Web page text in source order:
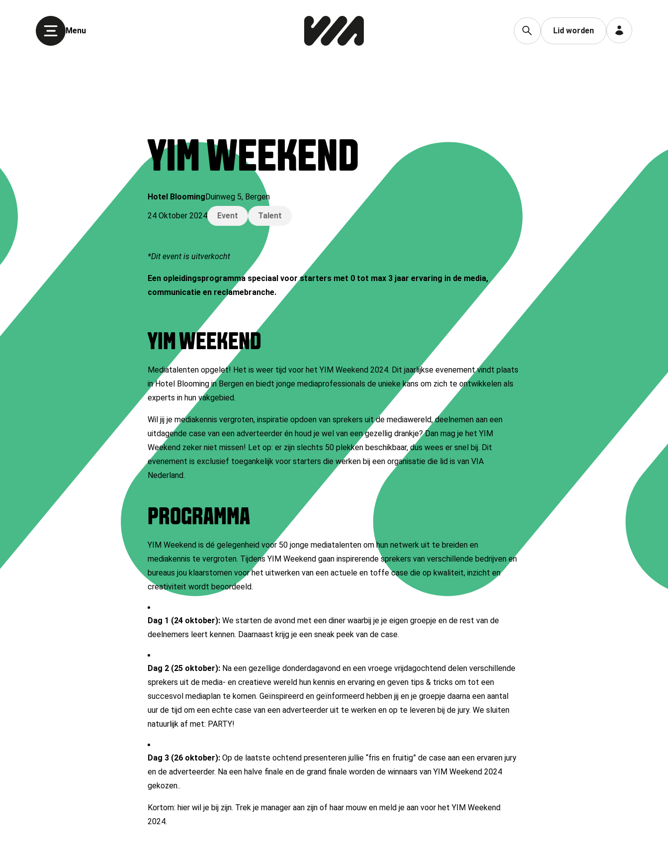
Menu Lid worden
YIM WEEKEND
Hotel BloomingDuinweg 5, Bergen
24 Oktober 2024
Event Talent
*Dit event is uitverkocht
Een opleidingsprogramma speciaal voor starters met 0 tot max 3 jaar ervaring in de media,
communicatie en reclamebranche.
YIM WEEKEND
Mediatalenten opgelet! Het is weer tijd voor het YIM Weekend 2024. Dit jaarlijkse evenement vindt plaats
in Hotel Blooming in Bergen en biedt jonge mediaprofessionals de unieke kans om zich te ontwikkelen als
experts in hun vakgebied.
Wil jij je mediakennis vergroten, inspiratie opdoen van sprekers uit de mediawereld, deelnemen aan een
uitdagende case van een adverteerder én houd je wel van een gezellig drankje? Dan mag je het YIM
Weekend zeker niet missen! Let op: er zijn slechts 50 plekken beschikbaar, dus wees er snel bij. Dit
evenement is exclusief toegankelijk voor starters die werken bij een organisatie die lid is van VIA
Nederland.
PROGRAMMA
YIM Weekend is dé gelegenheid voor 50 jonge mediatalenten om hun netwerk uit te breiden en
mediakennis te vergroten. Tijdens YIM Weekend gaan inspirerende sprekers van verschillende bedrijven en
bureaus jou klaarstomen voor het uitwerken van een actuele en toffe case die op kwaliteit, inzicht en
creativiteit wordt beoordeeld.
Dag 1 (24 oktober): We starten de avond met een diner waarbij je je eigen groepje en de rest van de
deelnemers leert kennen. Daarnaast krijg je een sneak peek van de case.
Dag 2 (25 oktober): Na een gezellige donderdagavond en een vroege vrijdagochtend delen verschillende
sprekers uit de media- en creatieve wereld hun kennis en ervaring en geven tips & tricks om tot een
succesvol mediaplan te komen. Geïnspireerd en geïnformeerd hebben jij en je groepje daarna een aantal
uur de tijd om een echte case van een adverteerder uit te werken en op te leveren bij de jury. We sluiten
natuurlijk af met: PARTY!
Dag 3 (26 oktober): Op de laatste ochtend presenteren jullie “fris en fruitig” de case aan een ervaren jury
en de adverteerder. Na een halve finale en de grand finale worden de winnaars van YIM Weekend 2024
gekozen..
Kortom: hier wil je bij zijn. Trek je manager aan zijn of haar mouw en meld je aan voor het YIM Weekend
2024.